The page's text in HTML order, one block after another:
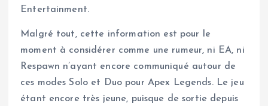
Entertainment.
Malgré tout, cette information est pour le
moment à considérer comme une rumeur, ni EA, ni
Respawn n’ayant encore communiqué autour de
ces modes Solo et Duo pour Apex Legends. Le jeu
étant encore très jeune, puisque de sortie depuis